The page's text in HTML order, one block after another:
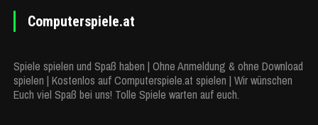
Computerspiele.at
Spiele spielen und Spaß haben | Ohne Anmeldung & ohne Download
spielen | Kostenlos auf Computerspiele.at spielen | Wir wünschen
Euch viel Spaß bei uns! Tolle Spiele warten auf euch.